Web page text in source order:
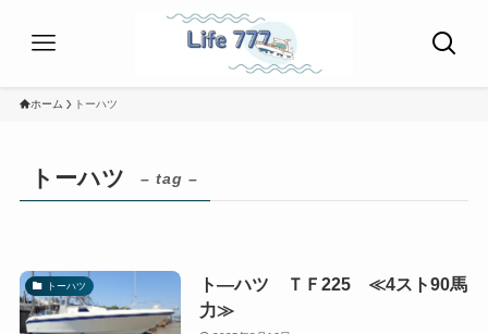
ホーム トーハツ
トーハツ – tag –
トーハツ
ト―ハツ ＴＦ225 ≪4スト90馬
力≫